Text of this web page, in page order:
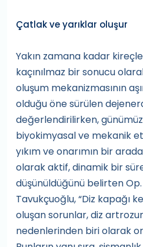
Çatlak ve yarıklar oluşur
Yakın zamana kadar
kaçınılmaz bir sonucu
oluşum mekanizmasının
olduğu öne sürülen
değerlendirilirken,
biyokimyasal ve mekanik
yıkım ve onarımın bir
olarak aktif, dinamik bir
düşünüldüğünü belirten
Tavukçuoğlu, “Diz kapağı
oluşan sorunlar, diz
nedenlerinden biri olarak